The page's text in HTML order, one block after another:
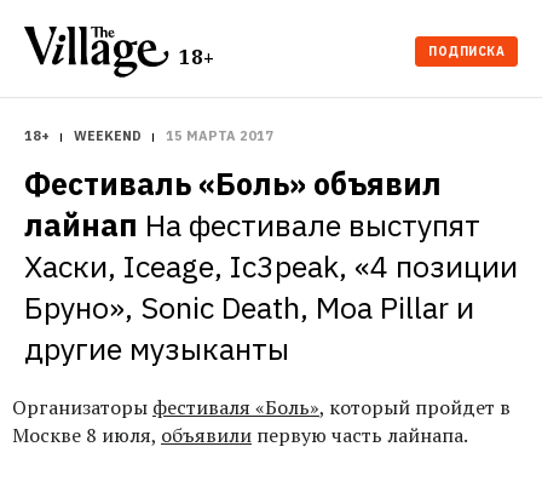
18+ ПОДПИСКА
18+ WEEKEND 15 МАРТА 2017
Фестиваль «Боль» объявил
лайнап На фестивале выступят
Хаски, Iceage, Ic3peak, «4 позиции
Бруно», Sonic Death, Moa Pillar и
другие музыканты
Организаторы фестиваля «Боль», который пройдет в
Москве 8 июля, объявили первую часть лайнапа.